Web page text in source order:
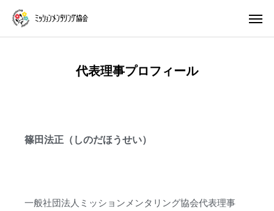
代表理事プロフィール
篠田法正（しのだほうせい）
一般社団法人ミッションメンタリング協会代表理事
トイロキャラ解説
ミッションメンタリングとは